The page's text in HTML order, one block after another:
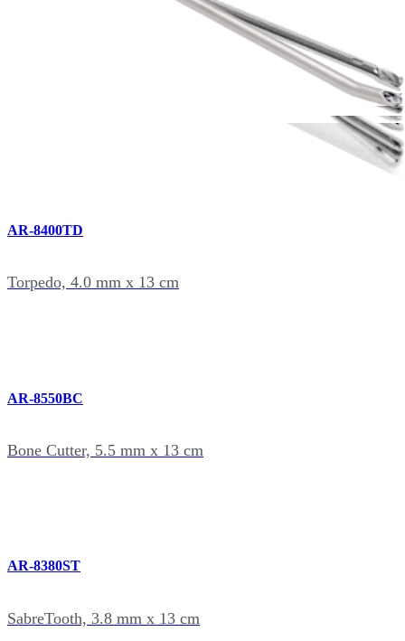
AR-8400TD
Torpedo, 4.0 mm x 13 cm
AR-8550BC
Bone Cutter, 5.5 mm x 13 cm
AR-8380ST
SabreTooth, 3.8 mm x 13 cm